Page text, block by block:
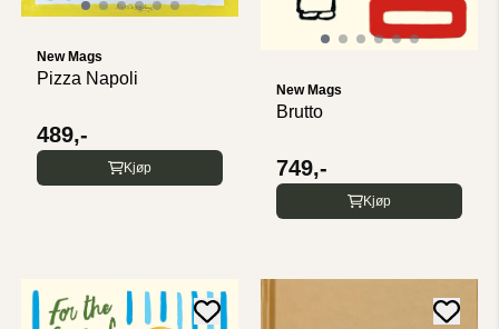
New Mags
Pizza Napoli
489,-
Kjøp
New Mags
Brutto
749,-
Kjøp